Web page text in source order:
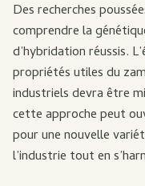
Des recherches
comprendre la
d’hybridation réussis.
propriétés utiles du
industriels devra être
cette approche peut
pour une nouvelle
l’industrie tout en